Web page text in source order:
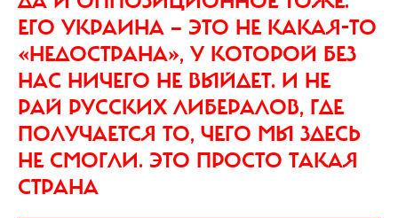
ЕГО УКРАИНА — ЭТО НЕ КАКАЯ-ТО
«НЕДОСТРАНА», У КОТОРОЙ БЕЗ
НАС НИЧЕГО НЕ ВЫЙДЕТ. И НЕ
РАЙ РУССКИХ ЛИБЕРАЛОВ, ГДЕ
ПОЛУЧАЕТСЯ ТО, ЧЕГО МЫ ЗДЕСЬ
НЕ СМОГЛИ. ЭТО ПРОСТО ТАКАЯ
СТРАНА